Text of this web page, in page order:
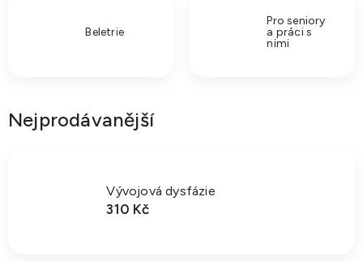
Beletrie
Pro seniory
a práci s
nimi
Nejprodávanější
Vývojová dysfázie
310 Kč